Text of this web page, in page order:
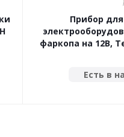
Прибор
фаркопа на 12В,
Есть в